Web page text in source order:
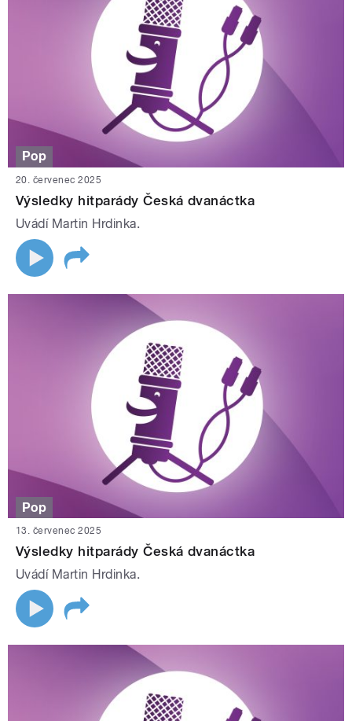
Pop
20. červenec 2025
Výsledky hitparády Česká dvanáctka
Uvádí Martin Hrdinka.
Pop
13. červenec 2025
Výsledky hitparády Česká dvanáctka
Uvádí Martin Hrdinka.